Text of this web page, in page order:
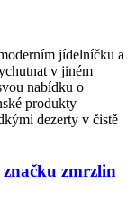
jídelníčku a
v jiném
nabídku o
produkty
dezerty v čistě
zmrzlin